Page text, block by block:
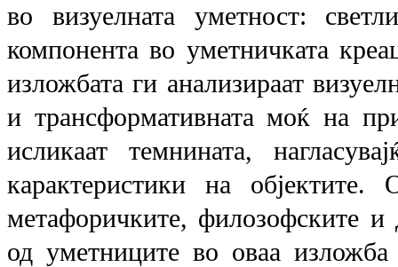
во визуелната уметност:
компонента во уметничката
изложбата ги анализираат
и трансформативната моќ на
исликаат темнината,
карактеристики на
метафоричките, филозофските и
од уметниците во оваа